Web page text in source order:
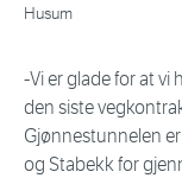
Husum
-Vi er glade for at vi
den siste
Gjønnestunnelen
og Stabekk for